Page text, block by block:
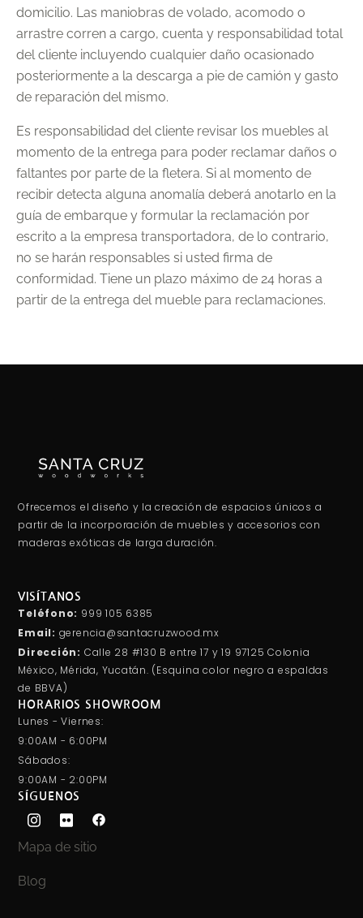
domicilio. Las maniobras de volado, acomodo o
arrastre corren a cargo, cuenta y responsabilidad total
del cliente incluyendo cualquier daño ocasionado
posteriormente a la descarga a pie de camión y gasto
de reparación del mismo.
Es responsabilidad del cliente revisar los muebles al
momento de la entrega para poder reclamar daños o
faltantes por parte de la fletera. Si al momento de
recibir detecta alguna anomalía deberá anotarlo en la
guía de embarque y formular la reclamación por
escrito a la empresa transportadora, de lo contrario,
no se harán responsables si usted firma de
conformidad. Tiene un plazo máximo de 24 horas a
partir de la entrega del mueble para reclamaciones.
Ofrecemos el diseño y la creación de espacios únicos a
partir de la incorporación de muebles y accesorios con
maderas exóticas de larga duración.
VISÍTANOS
Teléfono: 999 105 6385
Email: gerencia@santacruzwood.mx
Dirección: Calle 28 #130 B entre 17 y 19 97125 Colonia
México, Mérida, Yucatán. (Esquina color negro a espaldas
de BBVA)
HORARIOS SHOWROOM
Lunes - Viernes:
9:00AM - 6:00PM
Sábados:
9:00AM - 2:00PM
SÍGUENOS
Mapa de sitio
Blog